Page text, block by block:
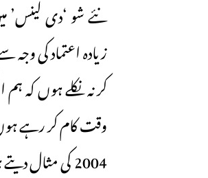
نئے شو ‘دی لینس’
زیادہ اعتماد کی
کر نہ نکلے ہوں کہ
وقت کام کر رہے
2004 کی